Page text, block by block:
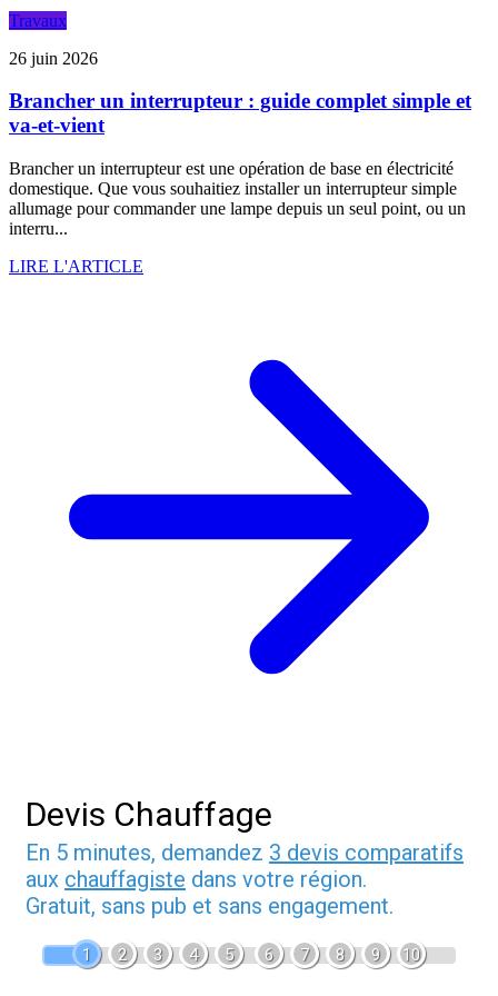
Travaux
26 juin 2026
Brancher un interrupteur : guide complet simple et
va-et-vient
Brancher un interrupteur est une opération de base en électricité
domestique. Que vous souhaitiez installer un interrupteur simple
allumage pour commander une lampe depuis un seul point, ou un
interru...
LIRE L'ARTICLE
Devis Chauffage
En 5 minutes, demandez 3 devis comparatifs
aux chauffagiste dans votre région.
Gratuit, sans pub et sans engagement.
1 2 3 4 5 6 7 8 9 10